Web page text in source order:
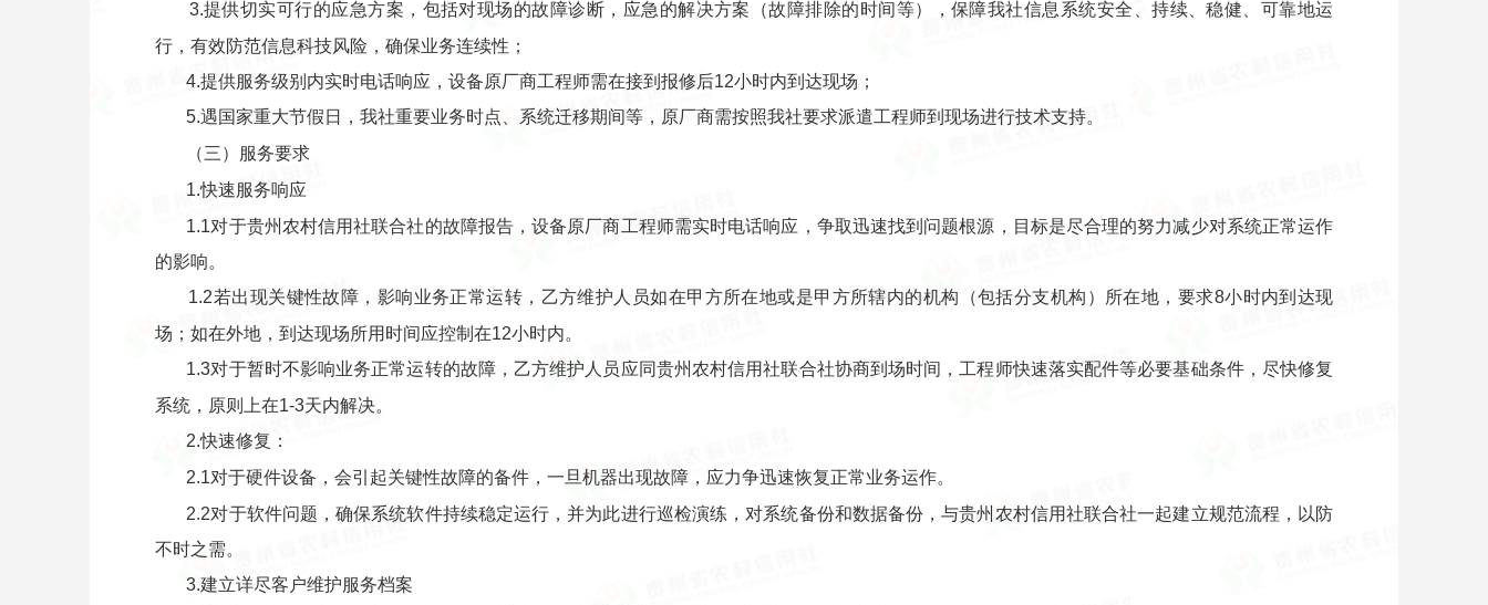
3.提供切实可行的应急方案，包括对现场的故障诊断，应急的解决方案（故障排除的时间等），保障我社信息系统安全、持续、稳健、可靠地运
行，有效防范信息科技风险，确保业务连续性；
4.提供服务级别内实时电话响应，设备原厂商工程师需在接到报修后12小时内到达现场；
5.遇国家重大节假日，我社重要业务时点、系统迁移期间等，原厂商需按照我社要求派遣工程师到现场进行技术支持。
（三）服务要求
1.快速服务响应
1.1对于贵州农村信用社联合社的故障报告，设备原厂商工程师需实时电话响应，争取迅速找到问题根源，目标是尽合理的努力减少对系统正常运作
的影响。
1.2若出现关键性故障，影响业务正常运转，乙方维护人员如在甲方所在地或是甲方所辖内的机构（包括分支机构）所在地，要求8小时内到达现
场；如在外地，到达现场所用时间应控制在12小时内。
1.3对于暂时不影响业务正常运转的故障，乙方维护人员应同贵州农村信用社联合社协商到场时间，工程师快速落实配件等必要基础条件，尽快修复
系统，原则上在1-3天内解决。
2.快速修复：
2.1对于硬件设备，会引起关键性故障的备件，一旦机器出现故障，应力争迅速恢复正常业务运作。
2.2对于软件问题，确保系统软件持续稳定运行，并为此进行巡检演练，对系统备份和数据备份，与贵州农村信用社联合社一起建立规范流程，以防
不时之需。
3.建立详尽客户维护服务档案